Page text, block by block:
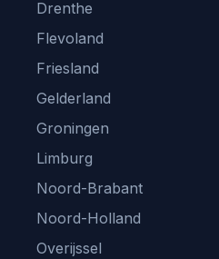
Drenthe
Flevoland
Friesland
Gelderland
Groningen
Limburg
Noord-Brabant
Noord-Holland
Overijssel